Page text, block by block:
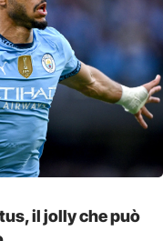
il jolly che può